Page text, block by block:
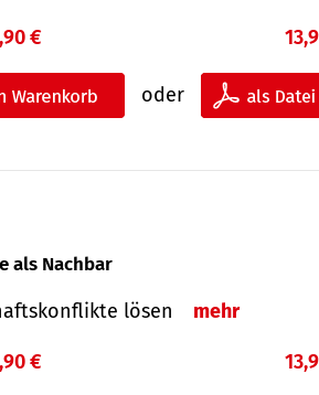
€
oder
als Nachbar
lösen mehr
€